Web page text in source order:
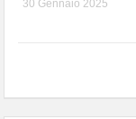
30 Gennaio 2025